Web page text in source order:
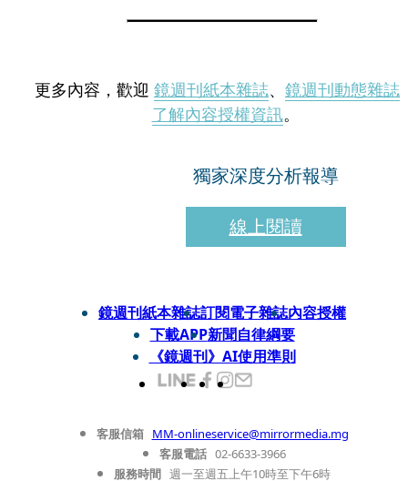
更多內容，歡迎 鏡週刊紙本雜誌、 鏡週刊動態雜誌
了解內容授權資訊。
獨家深度分析報導
線上閱讀
鏡週刊紙本雜誌訂閱電子雜誌內容授權
下載APP新聞自律綱要
《鏡週刊》AI使用準則
客服信箱 MM-onlineservice@mirrormedia.mg
客服電話 02-6633-3966
服務時間 週一至週五上午10時至下午6時